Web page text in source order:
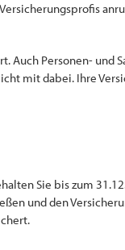
Auch Personen- und
mit dabei. Ihre
Sie bis zum
und den